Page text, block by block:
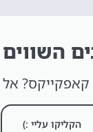
קאפקייקס?
הקליקו עליי :)